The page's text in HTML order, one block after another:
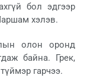
бол эдгээр
хэлэв.
олон оронд
байна. Грек,
гарчээ.